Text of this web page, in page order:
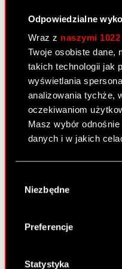
Odpowiedzialne
Wraz z naszymi
Twoje osobiste dane,
takich technologii jak
wyświetlania
analizowania tychże,
oczekiwaniom
Masz wybór
danych i w jakich
lokalizacji
Identyfikować
analizując
palca)
zgody
Niezbędne
Preferencje
Statystyka
Raport
24 października 2022
Temat: Realizacja i
własnych Podstawa
2016/1052 z dnia 8
Europejskiego i Rady
Załącznik 1 -